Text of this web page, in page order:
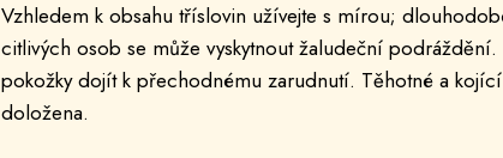
Vzhledem k obsahu tříslovin užívejte s mírou;
citlivých osob se může vyskytnout žaludeční
pokožky dojít k přechodnému zarudnutí. Těhotné a
doložena.